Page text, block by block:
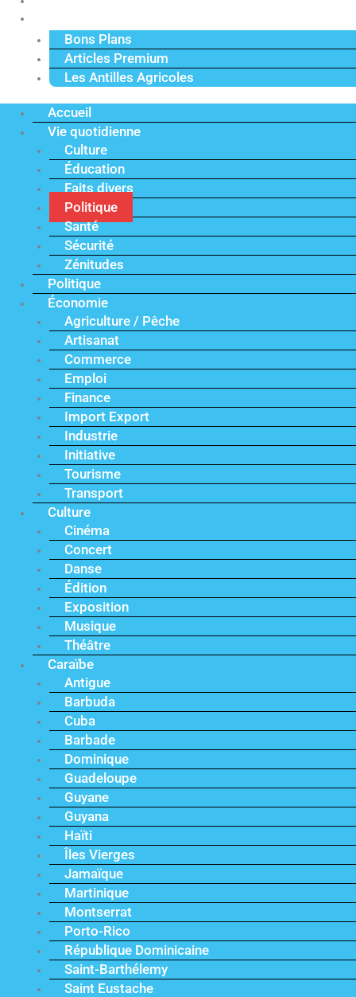
Bons Plans
Articles Premium
Les Antilles Agricoles
Accueil
Vie quotidienne
Culture
Éducation
Faits divers
Politique
Santé
Sécurité
Zénitudes
Politique
Économie
Agriculture / Pêche
Artisanat
Commerce
Emploi
Finance
Import Export
Industrie
Initiative
Tourisme
Transport
Culture
Cinéma
Concert
Danse
Édition
Exposition
Musique
Théâtre
Caraïbe
Antigue
Barbuda
Cuba
Barbade
Dominique
Guadeloupe
Guyane
Guyana
Haïti
Îles Vierges
Jamaïque
Martinique
Montserrat
Porto-Rico
République Dominicaine
Saint-Barthélemy
Saint Eustache